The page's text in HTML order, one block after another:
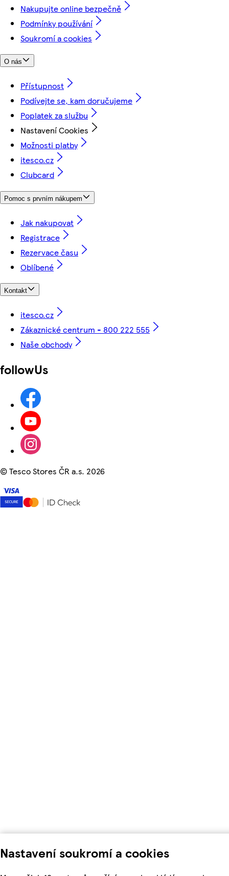
Nastavení soukromí a cookies
Nakupujte online bezpečně
Podmínky používání
Soukromí a cookies
O nás
Přístupnost
Podívejte se, kam doručujeme
Poplatek za službu
Nastavení Cookies
Možnosti platby
itesco.cz
Clubcard
Pomoc s prvním nákupem
Jak nakupovat
Registrace
Rezervace času
Oblíbené
Kontakt
itesco.cz
Zákaznické centrum - 800 222 555
Naše obchody
followUs
©Tesco Stores ČR a.s. 2026